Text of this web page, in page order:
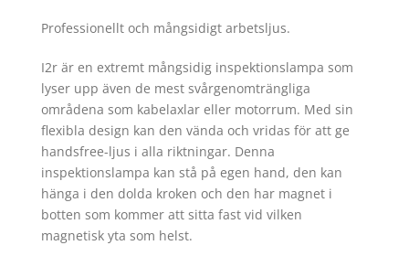
Professionellt och mångsidigt arbetsljus.
I2r är en extremt mångsidig inspektionslampa som
lyser upp även de mest svårgenomträngliga
områdena som kabelaxlar eller motorrum. Med sin
flexibla design kan den vända och vridas för att ge
handsfree-ljus i alla riktningar. Denna
inspektionslampa kan stå på egen hand, den kan
hänga i den dolda kroken och den har magnet i
botten som kommer att sitta fast vid vilken
magnetisk yta som helst.